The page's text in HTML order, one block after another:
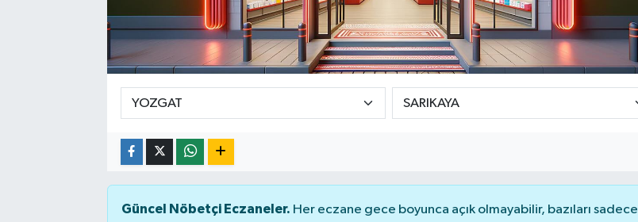
Güncel Nöbetçi Eczaneler. Her eczane gece boyunca açık olmayabilir, bazıları sadece